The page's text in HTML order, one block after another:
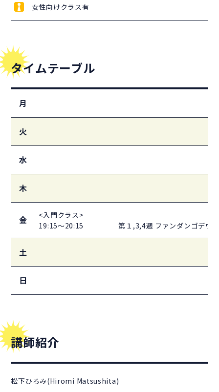
女性向けクラス有
タイムテーブル
月
火
水
木
金
<入門クラス>
19:15～20:15
第１,3,4週 ファンダンゴデウ
土
日
講師紹介
松下ひろみ(Hiromi Matsushita)